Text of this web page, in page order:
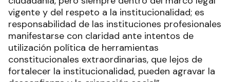
vigente y del respeto a la institucionalidad; es
responsabilidad de las instituciones profesionales
manifestarse con claridad ante intentos de
utilización política de herramientas
constitucionales extraordinarias, que lejos de
fortalecer la institucionalidad, pueden agravar la